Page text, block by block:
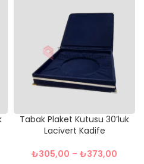
Tabak Plaket Kutusu 30’luk
Lacivert Kadife
₺305,00 – ₺373,00